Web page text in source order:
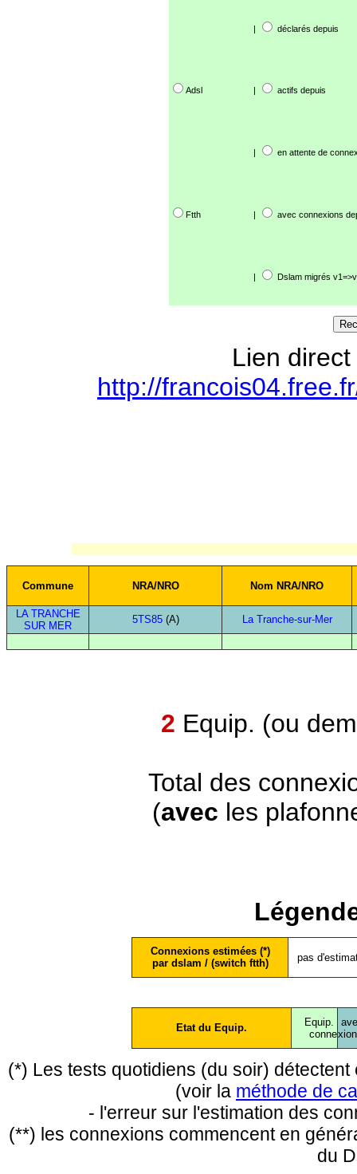
| déclarés depuis
Adsl | actifs depuis
| en attente de
Ftth | avec connexions
| Dslam migrés
Lien
http://
Commune NRA/NRO Nom NRA/NRO
LA TRANCHE
SUR MER
5TS85(A) La Tranche-sur-Mer
2 Equip. (ou
Total des
(avec les
Connexions estimées (*)
par dslam / (switch ftth)
pas
Etat du Equip.
Equip.
conne
(*) Les tests quotidiens (du soir)
(voir la méthode de
- l'erreur sur l'estimation des
(**) les connexions commencent en
du